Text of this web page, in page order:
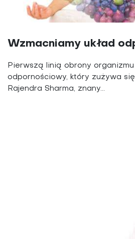
Wzmacniamy układ
Pierwszą linią obrony organizmu
odpornościowy, który zużywa
Rajendra Sharma, znany...